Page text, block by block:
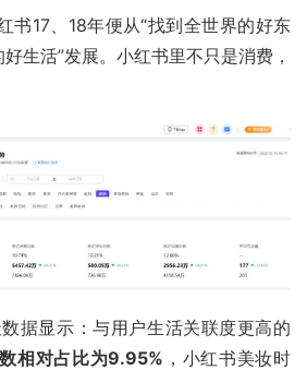
书17、18年便从“找到全世界的好东
生活”发展。小红书里不只是消费，
据显示：与用户生活关联度更高的
相对占比为9.95% ，小红书美妆时